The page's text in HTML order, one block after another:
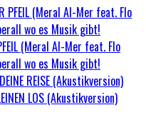
(Meral Al-Mer feat. Flo
wo es Musik gibt!
DEINE REISE (Akustikversion)
LOS (Akustikversion)